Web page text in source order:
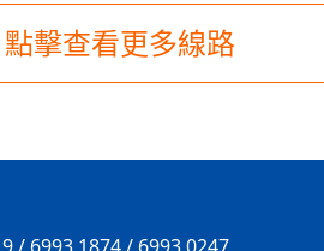
點擊查看更多線路